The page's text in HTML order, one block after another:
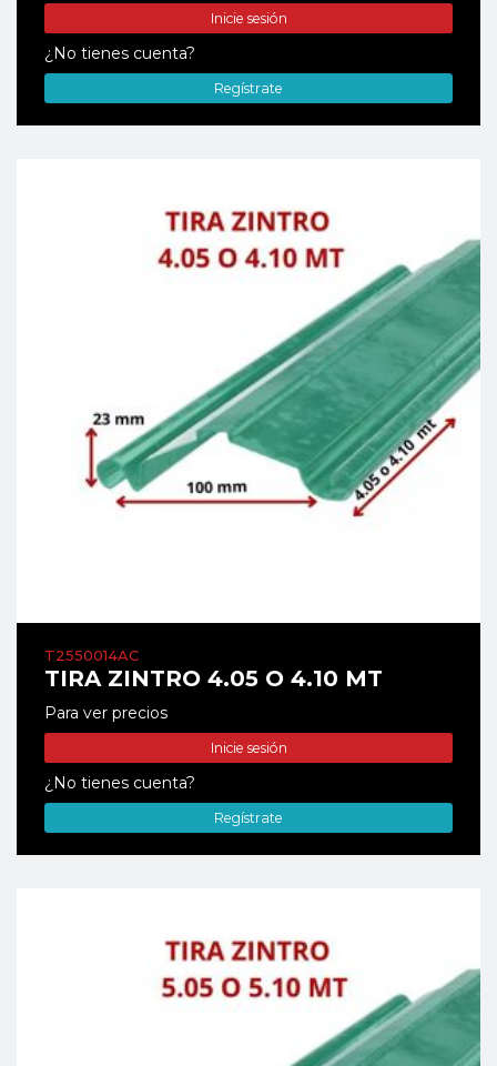
Inicie sesión
¿No tienes cuenta?
Regístrate
T2550014AC
TIRA ZINTRO 4.05 O 4.10 MT
Para ver precios
Inicie sesión
¿No tienes cuenta?
Regístrate